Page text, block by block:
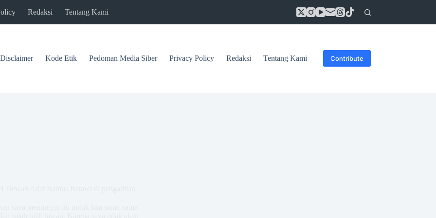
Redaksi Tentang Kami
Disclaimer Kode Etik Pedoman Media Siber Privacy Policy Redaksi Tentang Kami Contribute